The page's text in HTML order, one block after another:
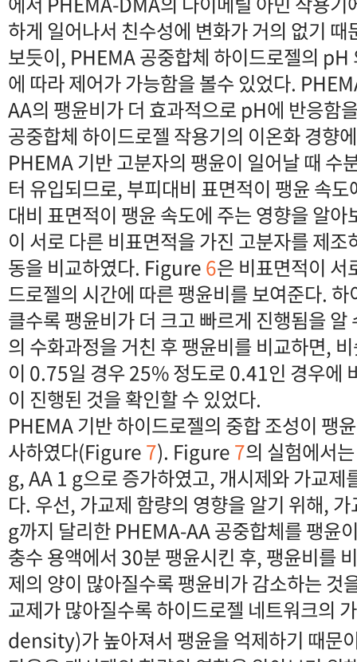
하게 일어나서 친수성에 변화가 거의 없기
보듯이, PHEMA 공중합체 하이드로젤의 pH
에 따라 제어가 가능함을 볼수 있었다.
AA의 팽윤비가 더 효과적으로 pH에 반응함
공중합체 하이드로젤 작용기의 이온화 경향
PHEMA 기반 고분자의 팽윤이 일어날 때 수
터 유입되므로, 부피대비 표면적이 팽윤 속
대비 표면적이 팽윤 속도에 주는 영향을 알
이 서로 다른 비표면적을 가진 고분자를 제
동을 비교하였다. Figure6은 비표면적이
드로젤의 시간에 따른 팽윤비를 보여준다.
클수록 팽윤비가 더 크고 빠르게 진행됨을
의 수화과정을 거친 후 팽윤비를 비교하면,
이 0.75일 경우 25% 정도로 0.41인 경우에
이 진행된 것을 확인할 수 있었다.
PHEMA 기반 하이드로젤의 중합 조성이 팽
사하였다(Figure7). Figure7의 실험에서
g, AA 1 g으로 증가하였고, 개시제와 가교제
다. 우선, 가교제 함량의 영향을 알기 위해,
g까지 달리한 PHEMA-AA 공중합체를 팽윤
충수 용액에서 30분 팽윤시킨 후, 팽윤비를
제의 양이 많아질수록 팽윤비가 감소하는 것
교제가 많아질수록 하이드로젤 네트워크의
density)가 높아져서 팽윤을 억제하기 때문